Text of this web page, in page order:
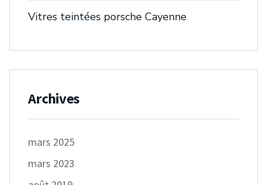
Vitres teintées porsche Cayenne
Archives
mars 2025
mars 2023